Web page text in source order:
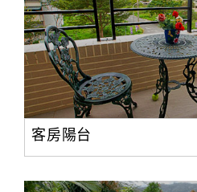
客房陽台